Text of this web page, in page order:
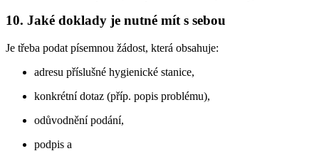
10. Jaké doklady je nutné mít s sebou
Je třeba podat písemnou žádost, která obsahuje:
adresu příslušné hygienické stanice,
konkrétní dotaz (příp. popis problému),
odůvodnění podání,
podpis a